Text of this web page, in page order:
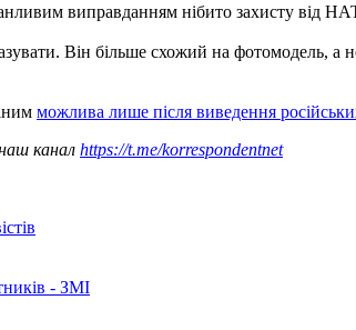
виправданням нібито захисту від
Він більше схожий на фотомодель,
можлива лише після виведення
канал https://t.me/korrespondentnet
- ЗМІ